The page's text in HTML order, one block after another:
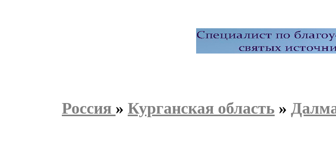
Россия » Курганская область »